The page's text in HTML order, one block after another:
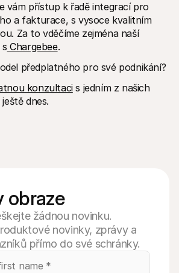
vám přístup k řadě integrací pro
a fakturace, s vysoce kvalitním
Za to vděčíme zejména naší
Chargebee.
předplatného pro své podnikání?
konzultaci s jedním z našich
dnes.
obraze
žádnou novinku.
novinky, zprávy a
přímo do své schránky.